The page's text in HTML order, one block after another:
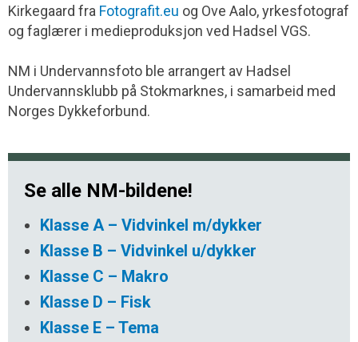
Kirkegaard fra Fotografit.eu og Ove Aalo, yrkesfotograf
og faglærer i medieproduksjon ved Hadsel VGS.
NM i Undervannsfoto ble arrangert av Hadsel
Undervannsklubb på Stokmarknes, i samarbeid med
Norges Dykkeforbund.
Se alle NM-bildene!
Klasse A – Vidvinkel m/dykker
Klasse B – Vidvinkel u/dykker
Klasse C – Makro
Klasse D – Fisk
Klasse E – Tema